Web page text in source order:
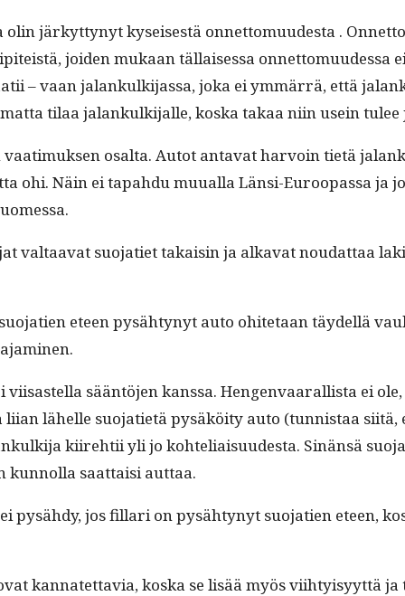
järkyt­tynyt kyseis­es­tä onnet­to­muud­es­ta .
joiden mukaan täl­laises­sa
– vaan jalankulk­i­jas­sa, joka ei ymmär­rä, että
tilaa jalankulk­i­jalle, kos­ka takaa niin usein
osalta. Autot anta­vat har­voin tietä
ohi. Näin ei tapah­du muual­la Län­si-Euroopas­sa ja
val­taa­vat suo­jati­et takaisin ja alka­vat nou­dat­taa
eteen pysähtynyt auto ohite­taan täy­del­lä
sään­tö­jen kanssa. Hen­gen­vaar­al­lista ei
lähelle suo­jati­etä pysäköi­ty auto (tun­nistaa
kiire­htii yli jo kohteliaisu­ud­es­ta. Sinän­sä
kun­nol­la saat­taisi auttaa.
pysähdy, jos fil­lari on pysähtynyt suo­ja­tien eteen,
kan­natet­tavia, kos­ka se lisää myös viihty­isyyt­tä